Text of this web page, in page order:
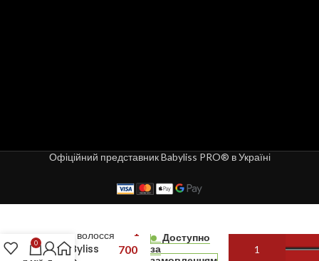
Офіційний представник Babyliss PRO® в Україні
для волосся
BaByliss
1
700
Доступно
за
0